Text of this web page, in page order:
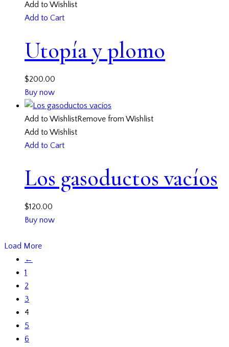
Add to Wishlist
Add to Cart
Utopía y plomo
$200.00
Buy now
Add to WishlistRemove from Wishlist
Add to Wishlist
Add to Cart
Los gasoductos vacíos
$120.00
Buy now
Load More
←
1
2
3
4
5
6